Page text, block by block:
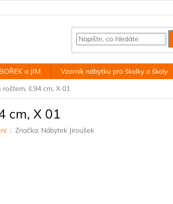
a JIM Vzorník nábytku pro školky a školy
roštem, š.94 cm, X 01
cm, X 01
Značka: Nábytek Jiroušek